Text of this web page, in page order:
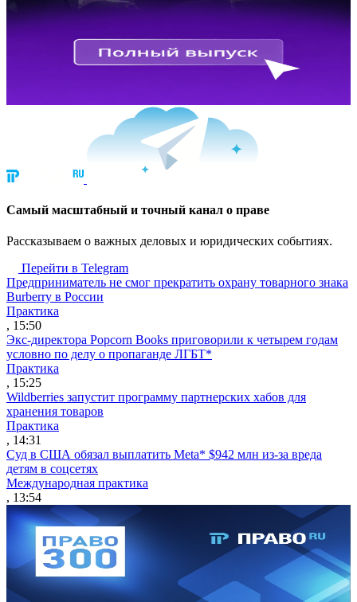
Cамый масштабный и точный канал о праве
Рассказываем о важных деловых и юридических событиях.
Перейти в Telegram
Предприниматель не смог прекратить охрану товарного знака
Burberry в России
Практика
, 15:50
Экс-директора Popcorn Books приговорили к четырем годам
условно по делу о пропаганде ЛГБТ*
Практика
, 15:25
Wildberries запустит программу партнерских хабов для
хранения товаров
Практика
, 14:31
Суд в США обязал выплатить Meta* $942 млн из-за вреда
детям в соцсетях
Международная практика
, 13:54